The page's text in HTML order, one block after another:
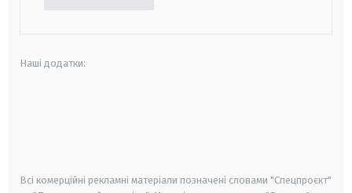
Наші додатки:
Всі комерційні рекламні матеріали позначені словами "Спецпроєкт"